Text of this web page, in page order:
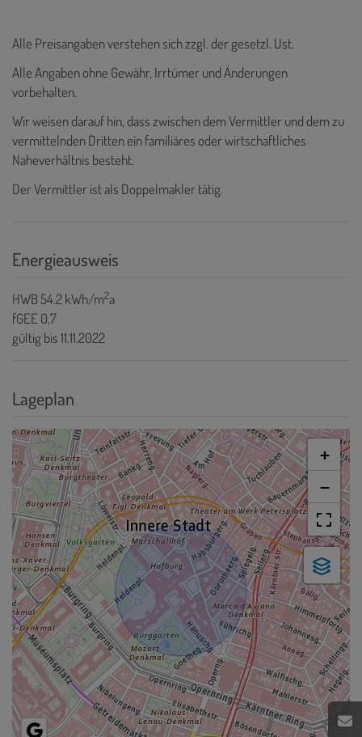
Alle Preisangaben verstehen sich zzgl. der gesetzl. Ust.
Alle Angaben ohne Gewähr, Irrtümer und Änderungen
vorbehalten.
Wir weisen darauf hin, dass zwischen dem Vermittler und dem zu
vermittelnden Dritten ein familiäres oder wirtschaftliches
Naheverhältnis besteht.
Der Vermittler ist als Doppelmakler tätig.
Energieausweis
HWB54.2 kWh/m2a
fGEE 0,7
gültig bis11.11.2022
Lageplan
+
−